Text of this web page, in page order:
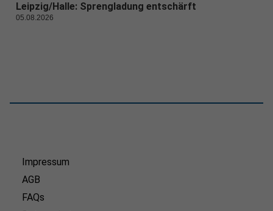
Leipzig/Halle: Sprengladung entschärft
05.08.2026
Impressum
AGB
FAQs